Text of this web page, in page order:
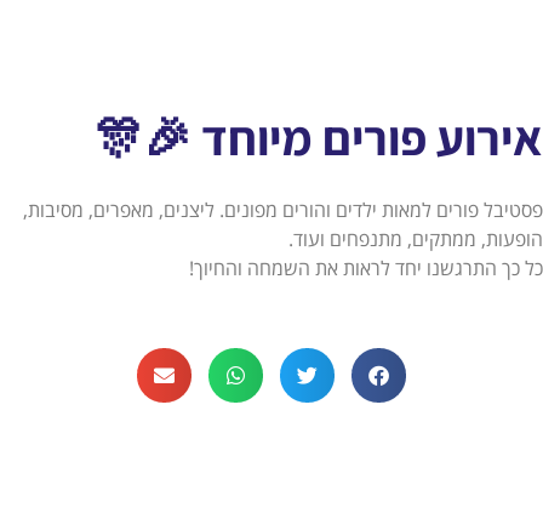
אירוע פורים מיוחד 🎉🎊
פסטיבל פורים למאות ילדים והורים מפונים. ליצנים, מאפרים, מסיבות,
הופעות, ממתקים, מתנפחים ועוד.
כל כך התרגשנו יחד לראות את השמחה והחיוך!